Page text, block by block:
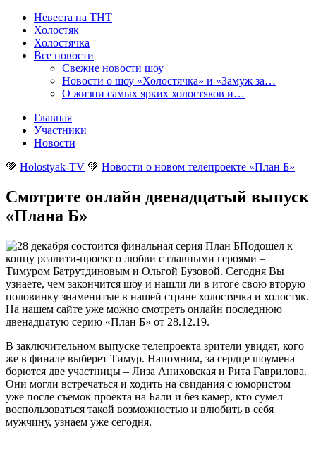
Невеста на ТНТ
Холостяк
Холостячка
Все новости
Свежие новости шоу
Новости о шоу «Холостячка» и «Замуж за…
О жизни самых ярких холостяков и…
Главная
Участники
Новости
💚 Holostyak-TV 💚 Новости о новом телепроекте «План Б»
Смотрите онлайн двенадцатый выпуск
«Плана Б»
Подошел к
концу реалити-проект о любви с главными героями –
Тимуром Батрутдиновым и Ольгой Бузовой. Сегодня Вы
узнаете, чем закончится шоу и нашли ли в итоге свою вторую
половинку знаменитые в нашей стране холостячка и холостяк.
На нашем сайте уже можно смотреть онлайн последнюю
двенадцатую серию «План Б» от 28.12.19.
В заключительном выпуске телепроекта зрители увидят, кого
же в финале выберет Тимур. Напомним, за сердце шоумена
борются две участницы – Лиза Аниховская и Рита Гаврилова.
Они могли встречаться и ходить на свидания с юмористом
уже после съемок проекта на Бали и без камер, кто сумел
воспользоваться такой возможностью и влюбить в себя
мужчину, узнаем уже сегодня.